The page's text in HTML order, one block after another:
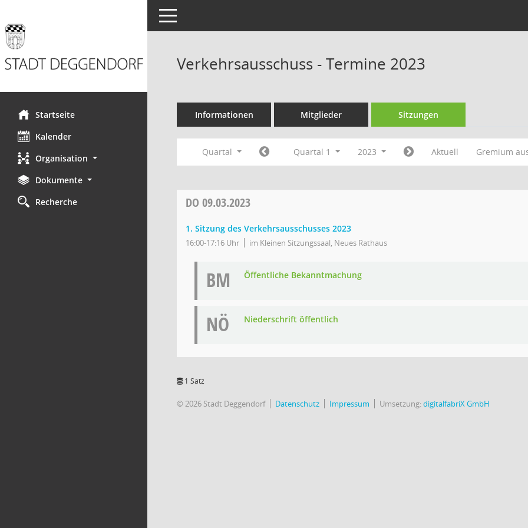
Startseite
Kalender
Organisation
Dokumente
Recherche
Toggle navigation
Verkehrsausschuss - Termine 2023
Informationen Mitglieder Sitzungen
Quartal Quartal 1 2023 Aktuell Gremium
DO 09.03.2023
1. Sitzung des Verkehrsausschusses 2023
16:00-17:16 Uhr im Kleinen Sitzungssaal, Neues Rathaus
BM Öffentliche Bekanntmachung
NÖ Niederschrift öffentlich
1 Satz
© 2026 Stadt Deggendorf Datenschutz Impressum Umsetzung:digitalfabriX GmbH